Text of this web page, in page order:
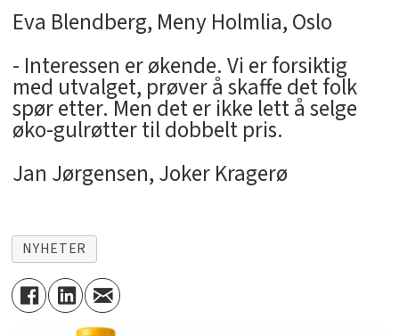
Eva Blendberg, Meny Holmlia, Oslo
- Interessen er økende. Vi er forsiktig
med utvalget, prøver å skaffe det folk
spør etter. Men det er ikke lett å selge
øko-gulrøtter til dobbelt pris.
Jan Jørgensen, Joker Kragerø
NYHETER